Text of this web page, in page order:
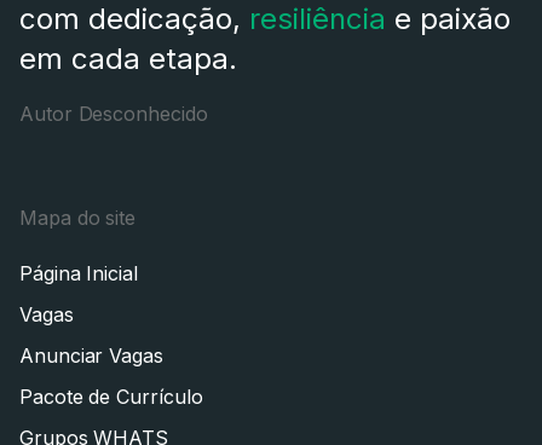
com dedicação, resiliência e paixão
em cada etapa.
Autor Desconhecido
Mapa do site
Página Inicial
Vagas
Anunciar Vagas
Pacote de Currículo
Grupos WHATS